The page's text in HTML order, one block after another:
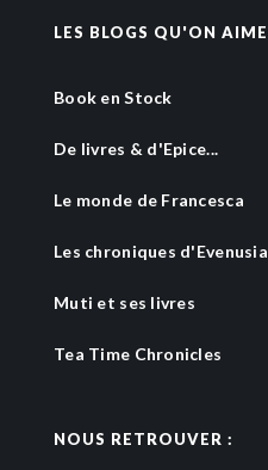
LES BLOGS QU'ON AIME
Book en Stock
De livres & d'Epice...
Le monde de Francesca
Les chroniques d'Evenusia
Muti et ses livres
Tea Time Chronicles
NOUS RETROUVER :